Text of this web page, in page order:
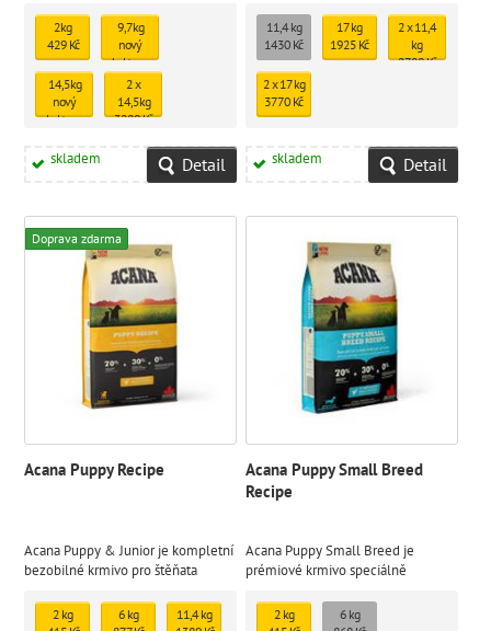
2kg
429 Kč
9,7kg
nový
obal+upravené
složení
1208 Kč
14,5kg
nový
obal+upravené
1665 Kč
2 x
14,5kg
3280 Kč
skladem Detail
11,4 kg
1430 Kč
17 kg
1925 Kč
2 x 11,4
kg
2788 Kč
2 x 17 kg
3770 Kč
skladem Detail
Doprava zdarma
Acana Puppy Recipe
Acana Puppy & Junior je kompletní
bezobilné krmivo pro štěňata
(do cca 25 kg v dospělosti).
2 kg
6 kg
11,4 kg
Acana Puppy Small Breed
Recipe
Acana Puppy Small Breed je
prémiové krmivo speciálně
plemen, která v dospělosti dosahují
2 kg
6 kg